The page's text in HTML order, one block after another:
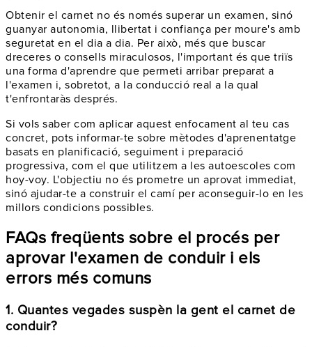
Obtenir el carnet no és només superar un examen, sinó
guanyar autonomia, llibertat i confiança per moure's amb
seguretat en el dia a dia. Per això, més que buscar
dreceres o consells miraculosos, l'important és que triïs
una forma d'aprendre que permeti arribar preparat a
l'examen i, sobretot, a la conducció real a la qual
t'enfrontaràs després.
Si vols saber com aplicar aquest enfocament al teu cas
concret, pots informar-te sobre mètodes d'aprenentatge
basats en planificació, seguiment i preparació
progressiva, com el que utilitzem a les autoescoles com
hoy-voy. L'objectiu no és prometre un aprovat immediat,
sinó ajudar-te a construir el camí per aconseguir-lo en les
millors condicions possibles.
FAQs freqüents sobre el procés per
aprovar l'examen de conduir i els
errors més comuns
1. Quantes vegades suspèn la gent el carnet de
conduir?